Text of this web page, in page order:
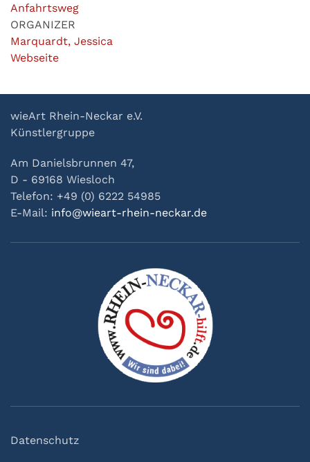
Anfahrtsweg
ORGANIZER
Marquardt, Jessica
Webseite
wieArt Rhein-Neckar e.V.
Künstlergruppe
Am Danielsbrunnen 47,
D - 69168 Wiesloch
Telefon: +49 (0) 6222 54985
E-Mail: info@wieart-rhein-neckar.de
Datenschutz